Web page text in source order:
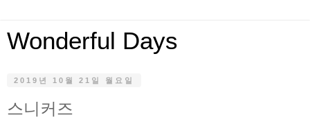
Wonderful Days
2019년 10월 21일 월요일
스니커즈